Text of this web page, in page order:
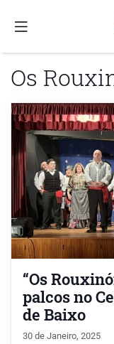
Os
“Os
palcos no
de Baixo
30 de Janeiro, 2025